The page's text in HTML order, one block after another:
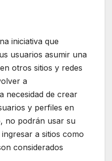
iniciativa que
usuarios asumir una
otros sitios y redes
a
necesidad de crear
y perfiles en
no podrán usar su
a sitios como
considerados